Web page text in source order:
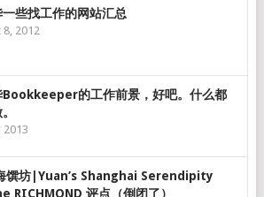
些找工作的网站汇总
2012
Bookkeeper的工作前景，好吧。什么都
2013
馔坊|Yuan’s Shanghai Serendipity
RICHMOND 评点（倒闭了）